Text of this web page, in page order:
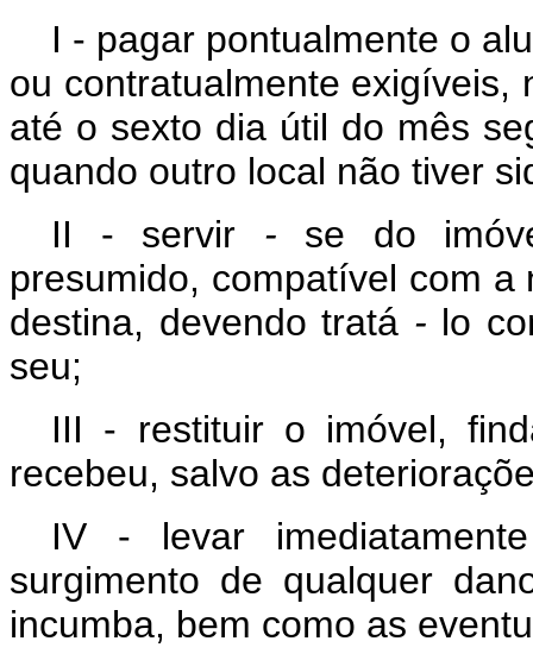
I - pagar pontualmente o
ou contratualmente exigíveis,
até o sexto dia útil do mês
quando outro local não tiver
II - servir - se do
presumido, compatível com
destina, devendo tratá - lo
seu;
III - restituir o imóvel,
recebeu, salvo as
IV - levar
surgimento de qualquer
incumba, bem como as